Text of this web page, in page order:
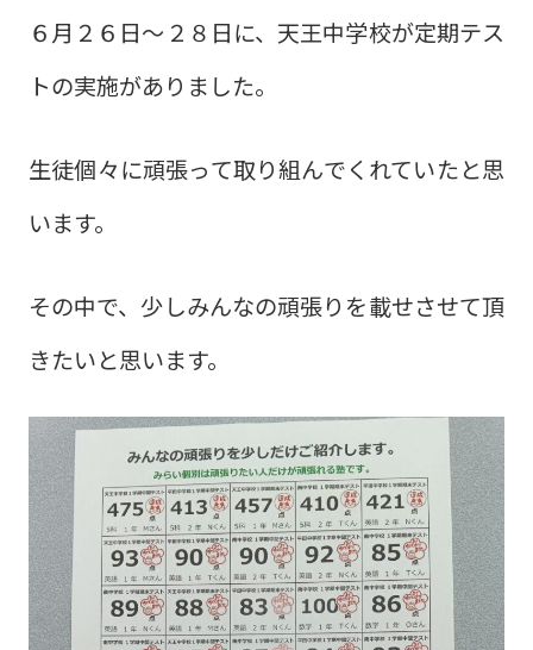
６月２６日～２８日に、天王中学校が定期テス
トの実施がありました。
生徒個々に頑張って取り組んでくれていたと思
います。
その中で、少しみんなの頑張りを載せさせて頂
きたいと思います。